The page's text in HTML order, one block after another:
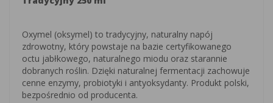
Oxymel (oksymel) to tradycyjny, naturalny napój
zdrowotny, który powstaje na bazie certyfikowanego
octu jabłkowego, naturalnego miodu oraz starannie
dobranych roślin. Dzięki naturalnej fermentacji zachowuje
cenne enzymy, probiotyki i antyoksydanty. Produkt polski,
bezpośrednio od producenta.